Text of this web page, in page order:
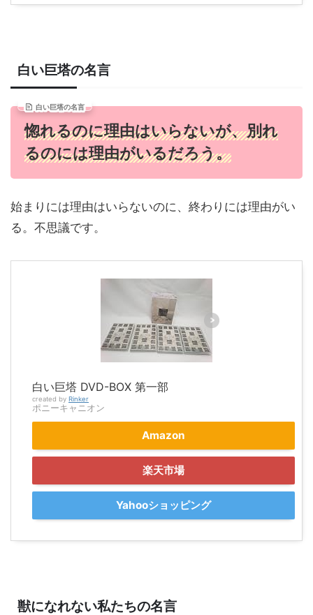
白い巨塔の名言
白い巨塔の名言
惚れるのに理由はいらないが、別れ
るのには理由がいるだろう。
始まりには理由はいらないのに、終わりには理由がい
る。不思議です。
白い巨塔 DVD-BOX 第一部
created by Rinker
ポニーキャニオン
Amazon
楽天市場
Yahooショッピング
獣になれない私たちの名言